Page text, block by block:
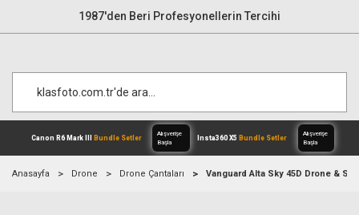
1987'den Beri Profesyonellerin Tercihi
Anasayfa Drone Drone Çantaları Vanguard Alta Sky 45D Drone & Sırt